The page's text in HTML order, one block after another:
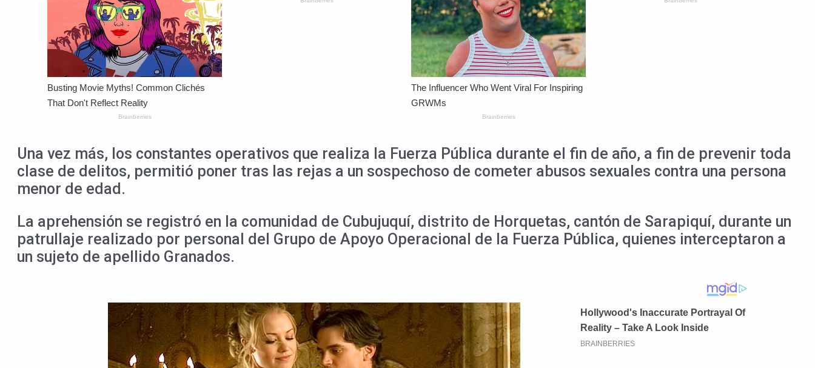
Una vez más, los constantes operativos que realiza la Fuerza Pública durante el fin de año, a fin de prevenir toda
clase de delitos, permitió poner tras las rejas a un sospechoso de cometer abusos sexuales contra una persona
menor de edad.
La aprehensión se registró en la comunidad de Cubujuquí, distrito de Horquetas, cantón de Sarapiquí, durante un
patrullaje realizado por personal del Grupo de Apoyo Operacional de la Fuerza Pública, quienes interceptaron a
un sujeto de apellido Granados.